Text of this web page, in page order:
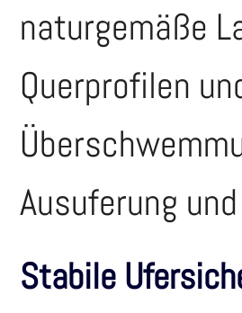
naturgemäße
Querprofilen
Ausuferung
Stabile